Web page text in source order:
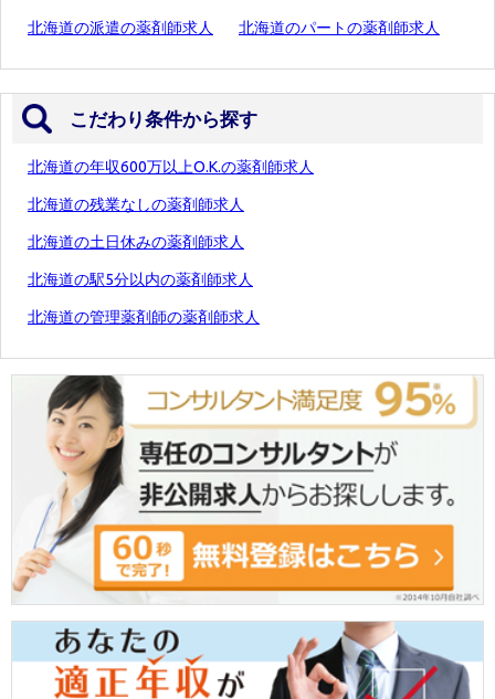
北海道の派遣の薬剤師求人 北海道のパートの薬剤師求人
こだわり条件から探す
北海道の年収600万以上O.K.の薬剤師求人
北海道の残業なしの薬剤師求人
北海道の土日休みの薬剤師求人
北海道の駅5分以内の薬剤師求人
北海道の管理薬剤師の薬剤師求人